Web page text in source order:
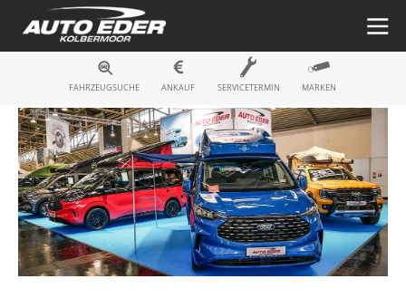
Fahrzeugsuche
FAHRZEUGSUCHE ANKAUF SERVICETERMIN MARKEN